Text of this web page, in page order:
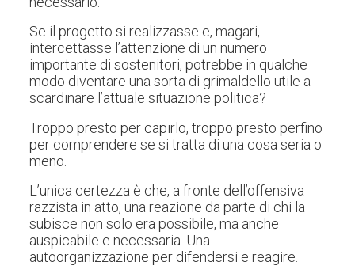
Se il progetto si realizzasse e, magari,
intercettasse l’attenzione di un numero
importante di sostenitori, potrebbe in qualche
modo diventare una sorta di grimaldello utile a
scardinare l’attuale situazione politica?
Troppo presto per capirlo, troppo presto perfino
per comprendere se si tratta di una cosa seria o
meno.
L’unica certezza è che, a fronte dell’offensiva
razzista in atto, una reazione da parte di chi la
subisce non solo era possibile, ma anche
auspicabile e necessaria. Una
autoorganizzazione per difendersi e reagire.